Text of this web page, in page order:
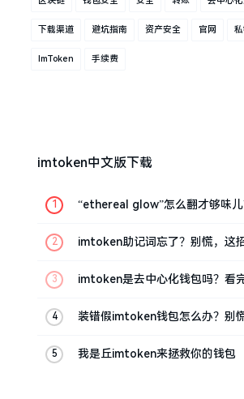
下载渠道 避坑指南 资产安全 官网 私
ImToken 手续费
imtoken中文版下载
“ethereal glow”怎么翻才够味
imtoken助记词忘了？别慌，这
imtoken是去中心化钱包吗？看
装错假imtoken钱包怎么办？别
我是丘imtoken来拯救你的钱包